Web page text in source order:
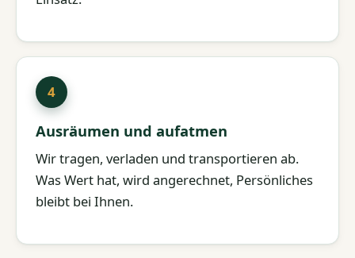
Ausräumen und aufatmen
Wir tragen, verladen und transportieren ab.
Was Wert hat, wird angerechnet, Persönliches
bleibt bei Ihnen.